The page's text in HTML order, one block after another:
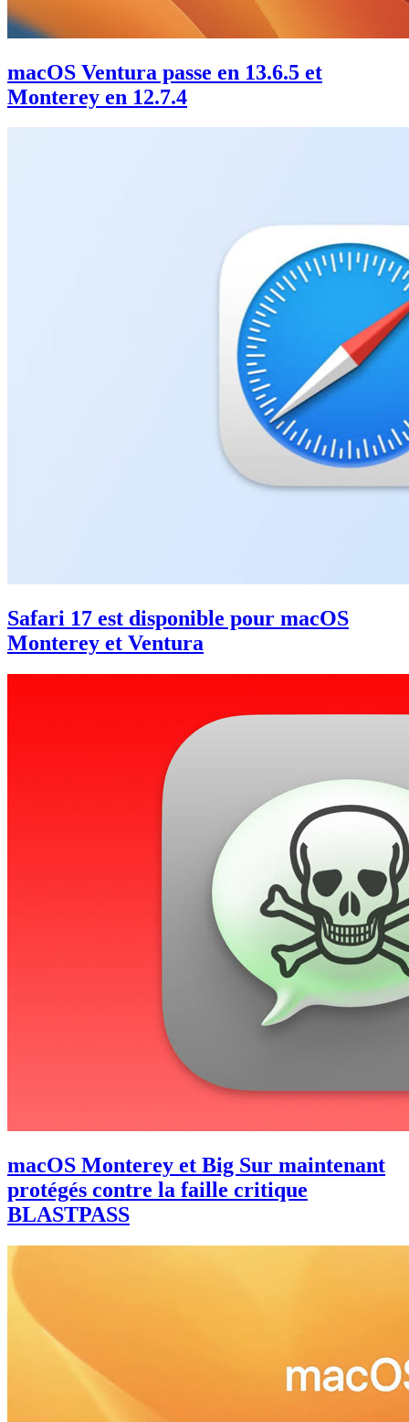
macOS Ventura passe en 13.6.5 et
Monterey en 12.7.4
Safari 17 est disponible pour macOS
Monterey et Ventura
macOS Monterey et Big Sur maintenant
protégés contre la faille critique
BLASTPASS